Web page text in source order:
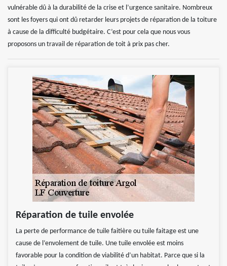
vulnérable dû à la durabilité de la crise et l’urgence sanitaire. Nombreux
sont les foyers qui ont dû retarder leurs projets de réparation de la toiture
à cause de la difficulté budgétaire. C’est pour cela que nous vous
proposons un travail de réparation de toit à prix pas cher.
Réparation de tuile envolée
La perte de performance de tuile faitière ou tuile faitage est une
cause de l’envolement de tuile. Une tuile envolée est moins
favorable pour la condition de viabilité d’un habitat. Parce que si la